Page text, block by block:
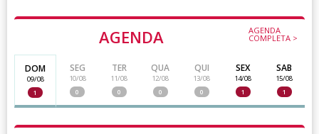
AGENDA AGENDA
COMPLETA >
DOM
09/08
1
SEG
10/08
0
TER
11/08
0
QUA
12/08
0
QUI
13/08
0
SEX
14/08
1
SAB
15/08
1